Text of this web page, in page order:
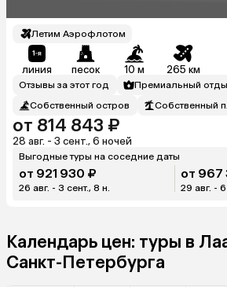
Летим Аэрофлотом
линия песок 10 м 265 км
Отзывы за этот год
Премиальный
Собственный остров
Собственный
от 814 843 ₽
28 авг. - 3 сент., 6 ночей
Выгодные туры на соседние даты
от 921 930 ₽
26 авг. - 3 сент., 8 н.
от 967
29 авг. -
Календарь цен: туры в
Санкт-Петербурга